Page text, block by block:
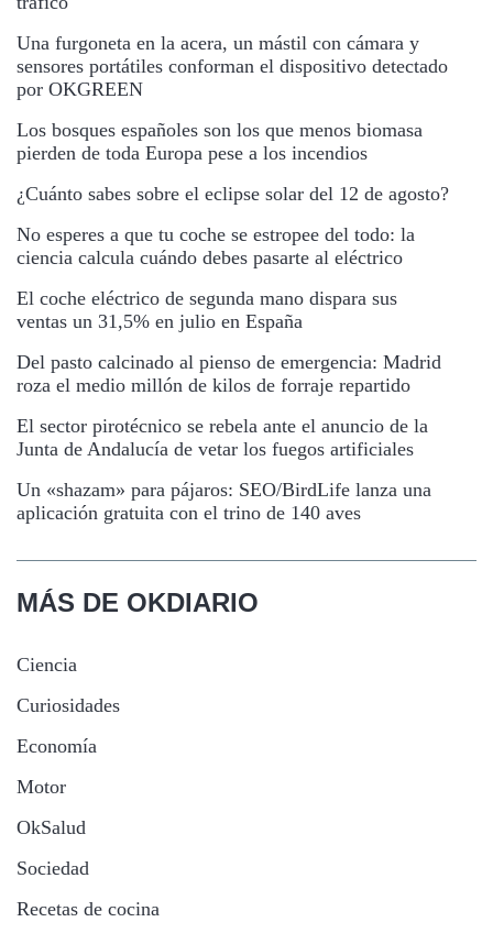
Una furgoneta en la acera, un mástil con cámara y
sensores portátiles conforman el dispositivo detectado
por OKGREEN
Los bosques españoles son los que menos biomasa
pierden de toda Europa pese a los incendios
¿Cuánto sabes sobre el eclipse solar del 12 de agosto?
No esperes a que tu coche se estropee del todo: la
ciencia calcula cuándo debes pasarte al eléctrico
El coche eléctrico de segunda mano dispara sus
ventas un 31,5% en julio en España
Del pasto calcinado al pienso de emergencia: Madrid
roza el medio millón de kilos de forraje repartido
El sector pirotécnico se rebela ante el anuncio de la
Junta de Andalucía de vetar los fuegos artificiales
Un «shazam» para pájaros: SEO/BirdLife lanza una
aplicación gratuita con el trino de 140 aves
MÁS DE OKDIARIO
Ciencia
Curiosidades
Economía
Motor
OkSalud
Sociedad
Recetas de cocina